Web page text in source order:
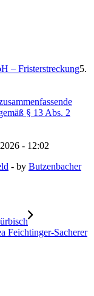
– Fristerstreckung5.
§ 13 Abs. 2
- 12:02
- by Butzenbacher
Feichtinger-Sacherer